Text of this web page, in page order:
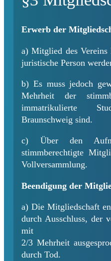
Erwerb der
a) Mitglied des Vereins
juristische Person
b) Es muss jedoch
Mehrheit der
immatrikulierte
Braunschweig sind.
c) Über den
stimmberechtigte
Vollversammlung.
Beendigung der
a) Die Mitgliedschaft
durch Ausschluss, der
mit
2/3 Mehrheit
durch Tod.